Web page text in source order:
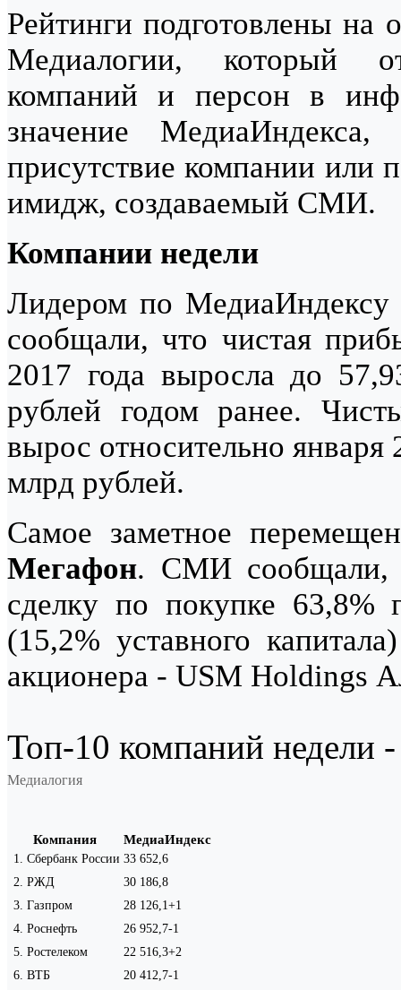
Рейтинги подготовлены на
Медиалогии, который
компаний и персон в
значение
присутствие компании или
имидж, создаваемый СМИ.
Компании недели
Лидером по МедиаИндексу
сообщали, что чистая
2017 года выросла до
рублей годом ранее.
вырос относительно января
млрд рублей.
Самое заметное
Мегафон. СМИ сообщали,
сделку по покупке
(15,2% уставного
акционера - USM Holdings
Топ-10 компаний недели
Медиалогия
Компания МедиаИндекс
1 Сбербанк России 33 652,6
2 РЖД
30 186,8
3 Газпром 28 126,1 +1
4 Роснефть 26 952,7-1
5 Ростелеком 22 516,3+2
6 ВТБ 20 412,7-1